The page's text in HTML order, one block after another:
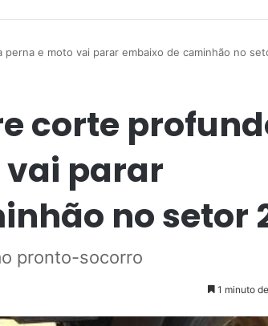
e moto vai parar embaixo de caminhão no
corte
vai parar
no setor
pronto-socorro
1 minuto